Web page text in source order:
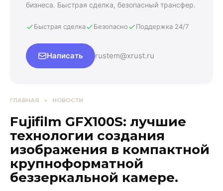
бизнеса. Быстрая сделка, безопасный трансфер.
Быстрая сделка Безопасно Поддержка 24/7
Написать rustem@xrust.ru
ГЛАВНАЯ » НОВОСТИ
Fujifilm GFX100S: лучшие
технологии создания
изображения в компактной
крупноформатной
беззеркальной камере.